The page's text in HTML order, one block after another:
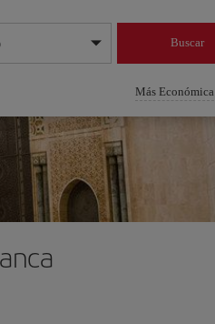
año
Buscar
Más Económica